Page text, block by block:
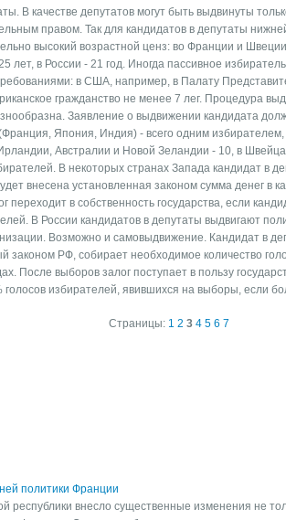
В качестве депутатов могут быть выдвинуты
правом. Так для кандидатов в депутаты
высокий возрастной ценз: во Франции и
лет, в России - 21 год. Иногда пассивное
в США, например, в Палату
гражданство не менее 7 лег. Процедура
Заявление о выдвижении кандидата
Япония, Индия) - всего одним
Австралии и Новой Зеландии - 10, в
В некоторых странах Запада кандидат в
внесена установленная законом сумма денег в
переходит в собственность государства, если
В России кандидатов в депутаты выдвигают
Возможно и самовыдвижение. Кандидат в
законом РФ, собирает необходимое количество
После выборов залог поступает в пользу
избирателей, явившихся на выборы, если
Страницы: 1 2 3 4 5 6 7
политики Франции
республики внесло существенные изменения не